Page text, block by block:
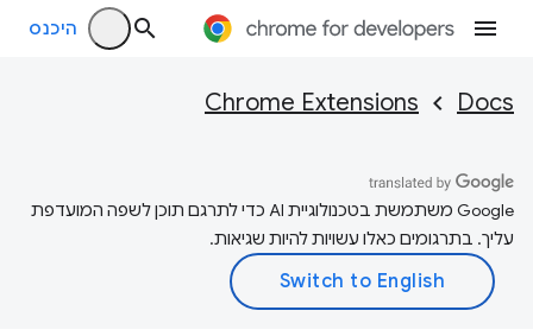
היכנס
Docs
Chrome Extensions
‫Google משתמשת בטכנולוגיית AI כדי לתרגם תוכן לשפה המועדפת
עליך. בתרגומים כאלו עשויות להיות שגיאות.